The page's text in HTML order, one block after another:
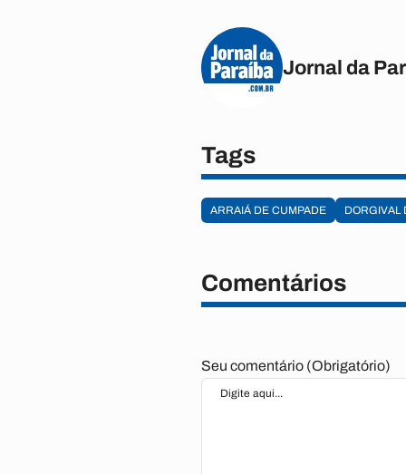
Jornal da
Tags
ARRAIÁ DE CUMPADE DORGIVAL
Comentários
Seu comentário (Obrigatório)